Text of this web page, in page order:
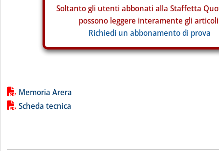
Soltanto gli utenti abbonati alla Staffetta
possono leggere interamente gli
Richiedi un abbonamento di prova
Lista allegati PDF alla notizia
Memoria Arera
Scheda tecnica